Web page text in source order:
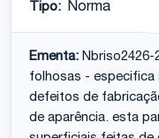
Tipo: Norma
Ementa: Nbriso2426-
folhosas - especifica
defeitos de
de aparência. esta